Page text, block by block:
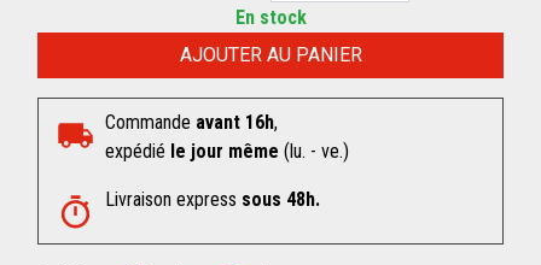
AJOUTER AU PANIER
En stock
Commande avant 16h,
expédié le jour même (lu. - ve.)
Livraison express sous 48h.